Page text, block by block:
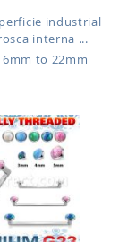
industrial
interna ...
to 22mm